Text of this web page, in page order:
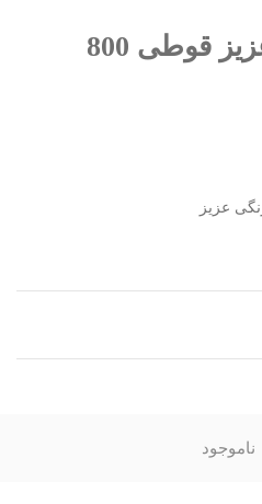
رب گوجه فرنگی عزیز قوطی 800
عزیز
ناموجود